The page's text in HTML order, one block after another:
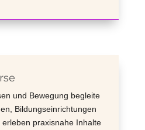
und Bewegung begleite
Bildungseinrichtungen
praxisnahe Inhalte